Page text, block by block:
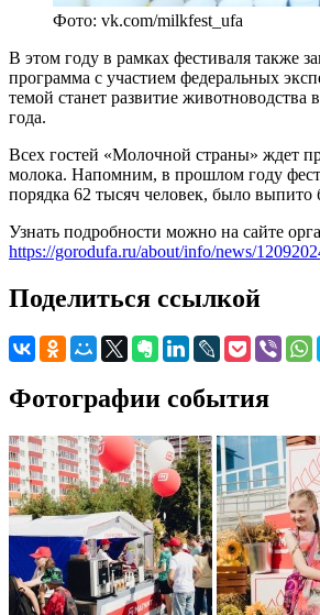
Фото: vk.com/milkfest_ufa
В этом году в рамках фестиваля также
программа с участием федеральных
темой станет развитие животноводства
года.
Всех гостей «Молочной страны» ждет
молока. Напомним, в прошлом году
порядка 62 тысяч человек, было выпито
Узнать подробности можно на сайте
https://gorodufa.ru/about/info/news/
Поделиться ссылкой
Фотографии события